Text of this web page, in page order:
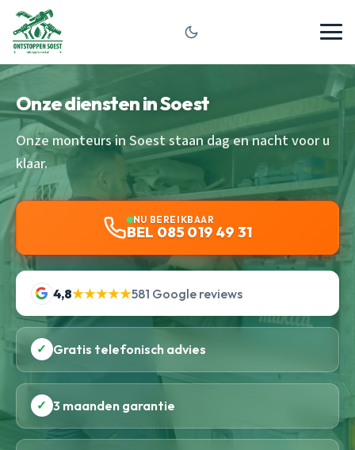
Onze diensten in Soest
Onze monteurs in Soest staan dag en nacht voor u
klaar.
NU BEREIKBAAR
BEL 085 019 49 31
4,8★★★★★581 Google reviews
✓ Gratis telefonisch advies
✓ 3 maanden garantie